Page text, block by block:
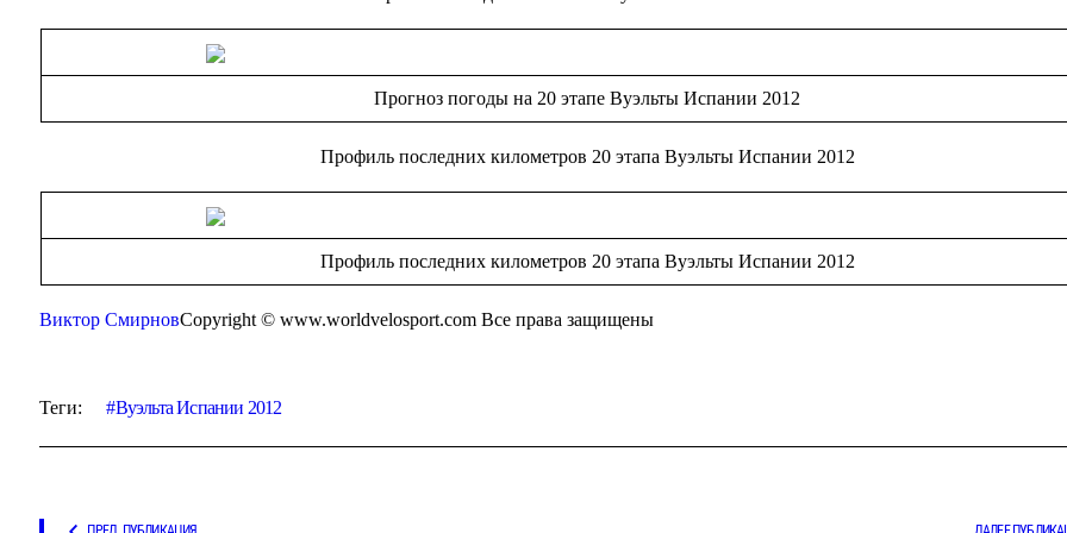
Прогноз погоды на 20 этапе Вуэльты Испании 2012
Профиль последних километров 20 этапа Вуэльты Испании 2012
Профиль последних километров 20 этапа Вуэльты Испании 2012
Виктор СмирновCopyright © www.worldvelosport.com Все права защищены
Теги: Вуэльта Испании 2012